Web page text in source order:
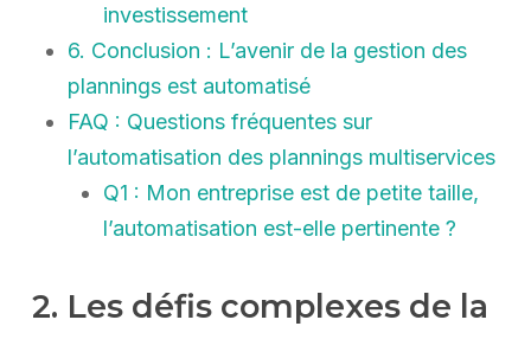
investissement
6. Conclusion : L’avenir de la gestion des
plannings est automatisé
FAQ : Questions fréquentes sur
l’automatisation des plannings multiservices
Q1 : Mon entreprise est de petite taille,
l’automatisation est-elle pertinente ?
2. Les défis complexes de la